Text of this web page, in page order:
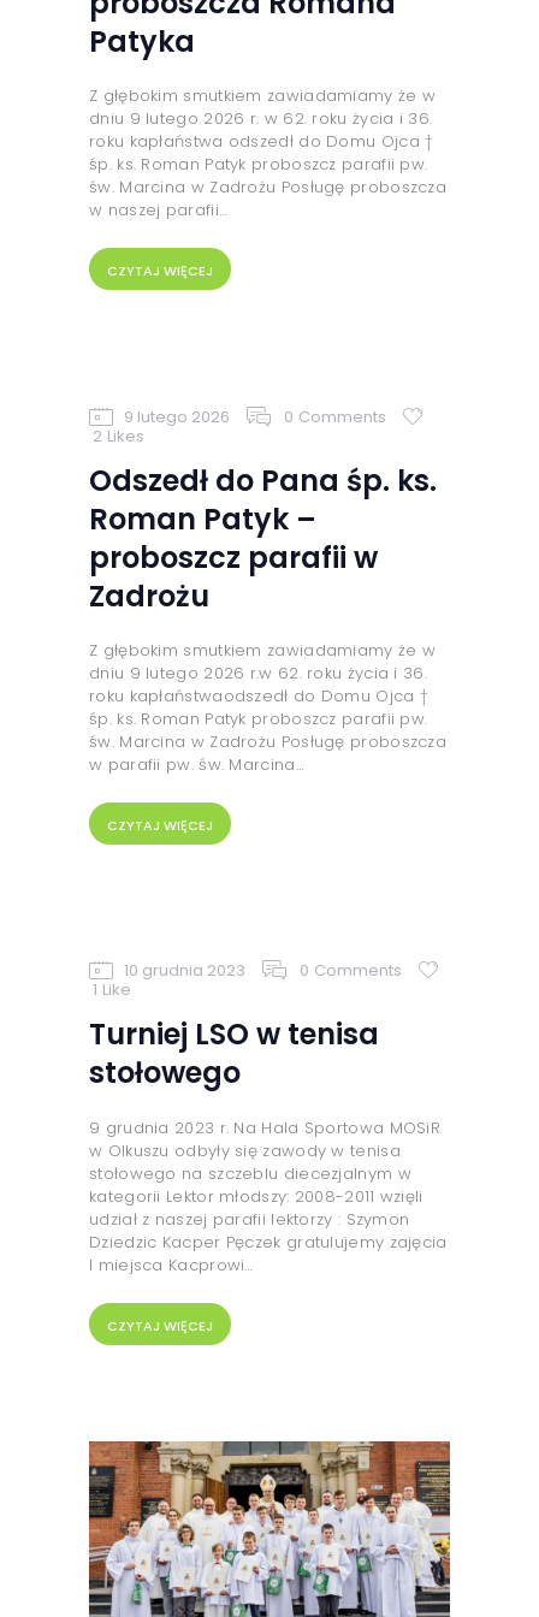
Patyka
Z głębokim smutkiem zawiadamiamy że w
dniu 9 lutego 2026 r. w 62. roku życia i 36.
roku kapłaństwa odszedł do Domu Ojca †
śp. ks. Roman Patyk proboszcz parafii pw.
św. Marcina w Zadrożu Posługę proboszcza
w naszej parafii…
CZYTAJ WIĘCEJ
9 lutego 2026 0 Comments
2 Likes
Odszedł do Pana śp. ks.
Roman Patyk –
proboszcz parafii w
Zadrożu
Z głębokim smutkiem zawiadamiamy że w
dniu 9 lutego 2026 r.w 62. roku życia i 36.
roku kapłaństwaodszedł do Domu Ojca †
śp. ks. Roman Patyk proboszcz parafii pw.
św. Marcina w Zadrożu Posługę proboszcza
w parafii pw. św. Marcina…
CZYTAJ WIĘCEJ
10 grudnia 2023 0 Comments
1 Like
Turniej LSO w tenisa
stołowego
9 grudnia 2023 r. Na Hala Sportowa MOSiR
w Olkuszu odbyły się zawody w tenisa
stołowego na szczeblu diecezjalnym w
kategorii Lektor młodszy: 2008-2011 wzięli
udział z naszej parafii lektorzy : Szymon
Dziedzic Kacper Pęczek gratulujemy zajęcia
I miejsca Kacprowi…
CZYTAJ WIĘCEJ